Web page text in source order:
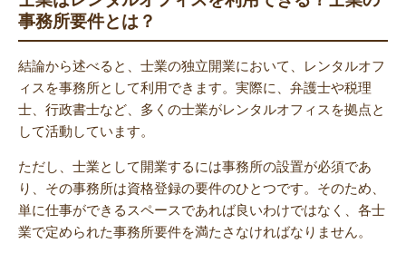
事務所要件とは？
結論から述べると、士業の独立開業において、レンタルオフ
ィスを事務所として利用できます。実際に、弁護士や税理
士、行政書士など、多くの士業がレンタルオフィスを拠点と
して活動しています。
ただし、士業として開業するには事務所の設置が必須であ
り、その事務所は資格登録の要件のひとつです。そのため、
単に仕事ができるスペースであれば良いわけではなく、各士
業で定められた事務所要件を満たさなければなりません。